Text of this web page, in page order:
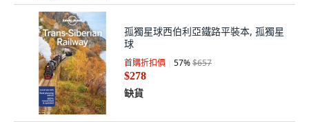
孤獨星球西伯利亞鐵路平裝本, 孤獨星
球
首購折扣價 57%$657
$278
缺貨